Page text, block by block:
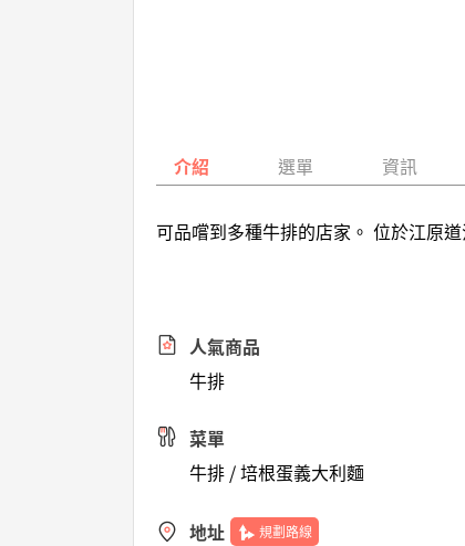
介紹 選單 資訊
可品嚐到多種牛排的店家。 位於江原
人氣商品
牛排
菜單
牛排 / 培根蛋義大利麵
地址 規劃路線